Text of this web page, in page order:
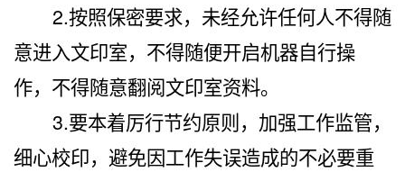
2.按照保密要求，未经允许任何人不得随
意进入文印室，不得随便开启机器自行操
作，不得随意翻阅文印室资料。
3.要本着厉行节约原则，加强工作监管，
细心校印，避免因工作失误造成的不必要重